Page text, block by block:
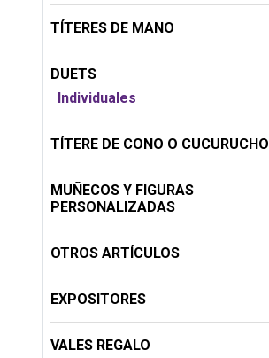
TÍTERES DE MANO
DUETS
Individuales
TÍTERE DE CONO O CUCURUCHO
MUÑECOS Y FIGURAS
PERSONALIZADAS
OTROS ARTÍCULOS
EXPOSITORES
VALES REGALO